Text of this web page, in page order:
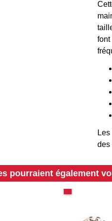
font
des
pourraient également
Test échappement